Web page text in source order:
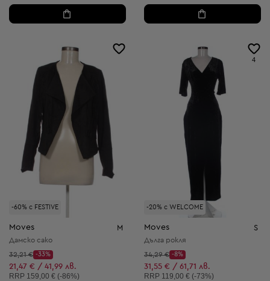
-60% с FESTIVE
Moves M
Дамско сако
Начална цена:
32,21 €
Discount Price:
-33%
Намалена цена:
21,47 € / 41,99 лв.
Препоръчителна цена:
RRP 159,00 € (-86%)
-20% с WELCOME
4
Moves S
Дълга рокля
Начална цена:
34,29 €
Discount Price:
-8%
Намалена цена:
31,55 € / 61,71 лв.
Препоръчителна цена:
RRP 119,00 € (-73%)